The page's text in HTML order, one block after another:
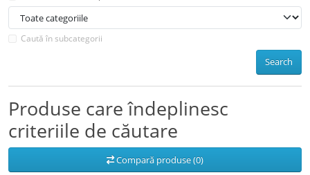
Caută în subcategorii
Search
Produse care îndeplinesc
criteriile de căutare
Compară produse (0)